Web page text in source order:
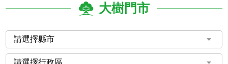
大樹門市